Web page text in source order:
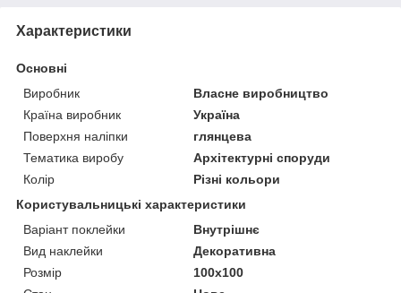
Характеристики
Основні
Виробник
Власне виробництво
Країна виробник
Україна
Поверхня наліпки
глянцева
Тематика виробу
Архітектурні споруди
Колір
Різні кольори
Користувальницькі характеристики
Варіант поклейки
Внутрішнє
Вид наклейки
Декоративна
Розмір
100х100